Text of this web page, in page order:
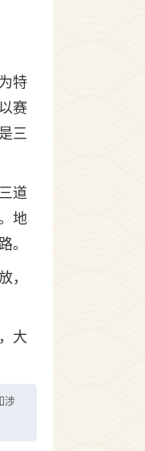
特
赛
三
道
地
。
，
大
涉